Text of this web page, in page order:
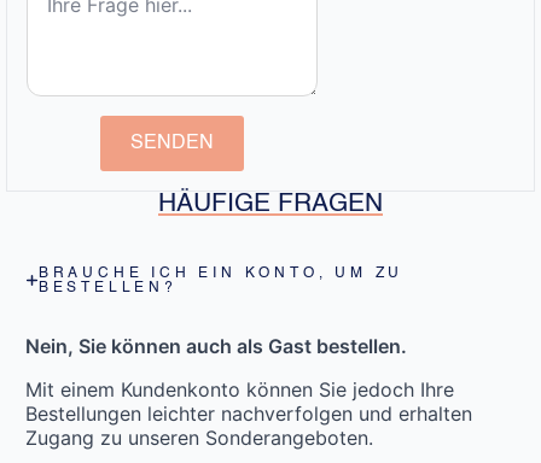
SENDEN
HÄUFIGE FRAGEN
BRAUCHE ICH EIN KONTO, UM ZU
BESTELLEN?
Nein, Sie können auch als Gast bestellen.
Mit einem Kundenkonto können Sie jedoch Ihre
Bestellungen leichter nachverfolgen und erhalten
Zugang zu unseren Sonderangeboten.